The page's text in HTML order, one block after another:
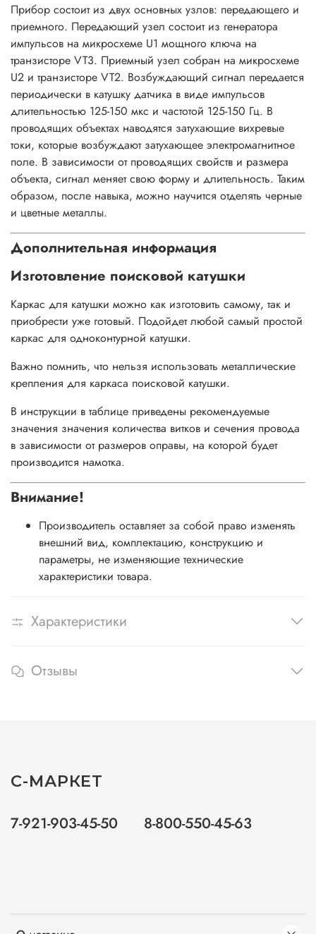
Прибор состоит из двух основных узлов: передающего и
приемного. Передающий узел состоит из генератора
импульсов на микросхеме U1 мощного ключа на
транзисторе VT3. Приемный узел собран на микросхеме
U2 и транзисторе VT2. Возбуждающий сигнал передается
периодически в катушку датчика в виде импульсов
длительностью 125-150 мкс и частотой 125-150 Гц. В
проводящих объектах наводятся затухающие вихревые
токи, которые возбуждают затухающее электромагнитное
поле. В зависимости от проводящих свойств и размера
объекта, сигнал меняет свою форму и длительность. Таким
образом, после навыка, можно научится отделять черные
и цветные металлы.
Дополнительная информация
Изготовление поисковой катушки
Каркас для катушки можно как изготовить самому, так и
приобрести уже готовый. Подойдет любой самый простой
каркас для одноконтурной катушки.
Важно помнить, что нельзя использовать металлические
крепления для каркаса поисковой катушки.
В инструкции в таблице приведены рекомендуемые
значения значения количества витков и сечения провода
в зависимости от размеров оправы, на которой будет
производится намотка.
Внимание!
Производитель оставляет за собой право изменять
внешний вид, комплектацию, конструкцию и
параметры, не изменяющие технические
характеристики товара.
Характеристики
Отзывы
С-МАРКЕТ
7-921-903-45-50 8-800-550-45-63